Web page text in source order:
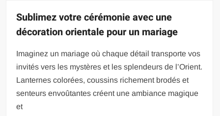
Sublimez votre cérémonie avec une
décoration orientale pour un mariage
Imaginez un mariage où chaque détail transporte vos
invités vers les mystères et les splendeurs de l’Orient.
Lanternes colorées, coussins richement brodés et
senteurs envoûtantes créent une ambiance magique
et